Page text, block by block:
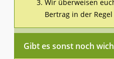
Wir überweisen
Bertrag in der
Gibt es sonst noch